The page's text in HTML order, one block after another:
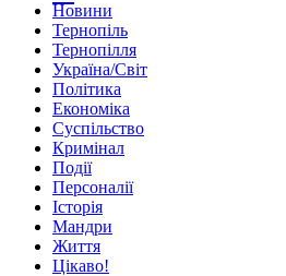
Новини
Тернопіль
Тернопілля
Україна/Світ
Політика
Економіка
Суспільство
Кримінал
Події
Персоналії
Історія
Мандри
Життя
Цікаво!